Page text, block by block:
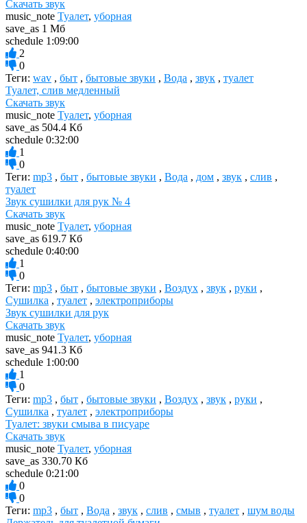
Скачать звук
music_note Туалет, уборная
save_as 1 Мб
schedule 1:09:00
2
0
Теги: wav , быт , бытовые звуки , Вода , звук , туалет
Туалет, слив медленный
Скачать звук
music_note Туалет, уборная
save_as 504.4 Кб
schedule 0:32:00
1
0
Теги: mp3 , быт , бытовые звуки , Вода , дом , звук , слив ,
туалет
Звук сушилки для рук № 4
Скачать звук
music_note Туалет, уборная
save_as 619.7 Кб
schedule 0:40:00
1
0
Теги: mp3 , быт , бытовые звуки , Воздух , звук , руки ,
Сушилка , туалет , электроприборы
Звук сушилки для рук
Скачать звук
music_note Туалет, уборная
save_as 941.3 Кб
schedule 1:00:00
1
0
Теги: mp3 , быт , бытовые звуки , Воздух , звук , руки ,
Сушилка , туалет , электроприборы
Туалет: звуки смыва в писуаре
Скачать звук
music_note Туалет, уборная
save_as 330.70 Кб
schedule 0:21:00
0
0
Теги: mp3 , быт , Вода , звук , слив , смыв , туалет , шум воды